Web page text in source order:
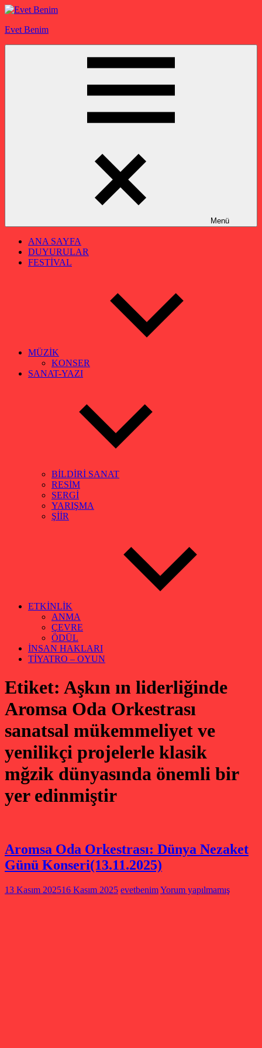
İçeriğe
Evet Benim
Menü
ANA SAYFA
DUYURULAR
FESTİVAL
MÜZİK
KONSER
SANAT-YAZI
BİLDİRİ SANAT
RESİM
SERGİ
YARIŞMA
ŞİİR
ETKİNLİK
ANMA
ÇEVRE
ÖDÜL
İNSAN HAKLARI
TİYATRO – OYUN
Etiket: Aşkın ın liderliğinde
Aromsa Oda Orkestrası
sanatsal mükemmeliyet ve
yenilikçi projelerle klasik
mğzik dünyasında önemli bir
yer edinmiştir
Aromsa Oda Orkestrası: Dünya Nezaket
Günü Konseri(13.11.2025)
13 Kasım 202516 Kasım 2025 evetbenimYorum yapılmamış